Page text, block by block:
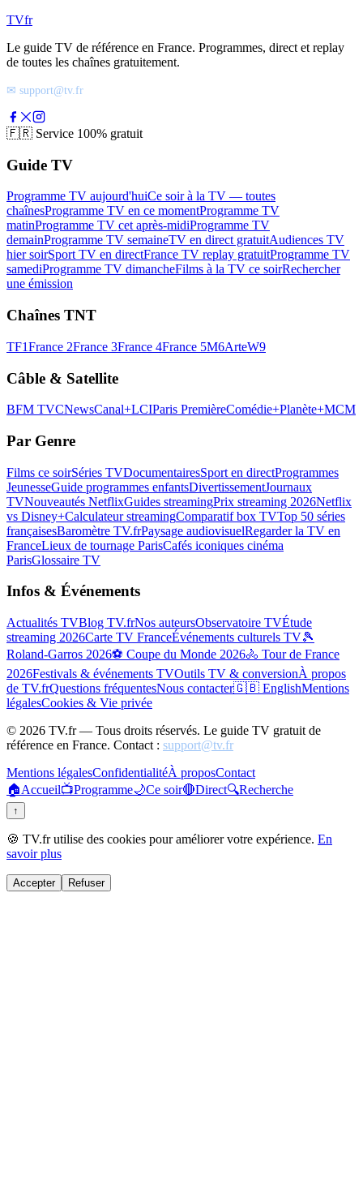
TVfr
Le guide TV de référence en France. Programmes, direct et replay
de toutes les chaînes gratuitement.
✉ support@tv.fr
🇫🇷 Service 100% gratuit
Guide TV
Programme TV aujourd'huiCe soir à la TV — toutes
chaînesProgramme TV en ce momentProgramme TV
matinProgramme TV cet après-midiProgramme TV
demainProgramme TV semaineTV en direct gratuitAudiences TV
hier soirSport TV en directFrance TV replay gratuitProgramme TV
samediProgramme TV dimancheFilms à la TV ce soirRechercher
une émission
Chaînes TNT
TF1France 2France 3France 4France 5M6ArteW9
Câble & Satellite
BFM TVCNewsCanal+LCIParis PremièreComédie+Planète+MCM
Par Genre
Films ce soirSéries TVDocumentairesSport en directProgrammes
JeunesseGuide programmes enfantsDivertissementJournaux
TVNouveautés NetflixGuides streamingPrix streaming 2026Netflix
vs Disney+Calculateur streamingComparatif box TVTop 50 séries
françaisesBaromètre TV.frPaysage audiovisuelRegarder la TV en
FranceLieux de tournage ParisCafés iconiques cinéma
ParisGlossaire TV
Infos & Événements
Actualités TVBlog TV.frNos auteursObservatoire TVÉtude
streaming 2026Carte TV FranceÉvénements culturels TV🎾
Roland-Garros 2026⚽ Coupe du Monde 2026🚴 Tour de France
2026Festivals & événements TVOutils TV & conversionÀ propos
de TV.frQuestions fréquentesNous contacter🇬🇧 EnglishMentions
légalesCookies & Vie privée
© 2026 TV.fr — Tous droits réservés. Le guide TV gratuit de
référence en France. Contact : support@tv.fr
Mentions légalesConfidentialitéÀ proposContact
🏠Accueil📺Programme🌙Ce soir🔴Direct🔍Recherche
↑
🍪 TV.fr utilise des cookies pour améliorer votre expérience. En
savoir plus
Accepter Refuser